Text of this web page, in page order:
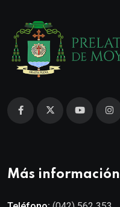
Más información